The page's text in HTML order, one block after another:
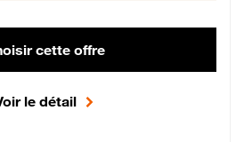
cette offre
le détail